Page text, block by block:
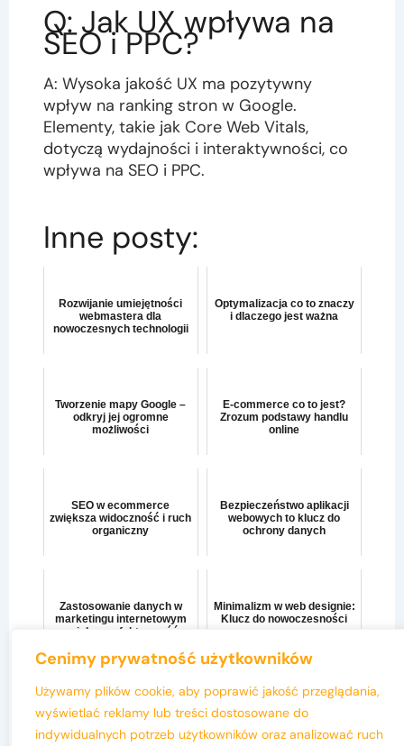
Cenimy prywatność użytkowników
Używamy plików cookie, aby poprawić jakość przeglądania,
wyświetlać reklamy lub treści dostosowane do
indywidualnych potrzeb użytkowników oraz analizować ruch
Q: Jak UX wpływa na
SEO i PPC?
A: Wysoka jakość UX ma pozytywny
wpływ na ranking stron w Google.
Elementy, takie jak Core Web Vitals,
dotyczą wydajności i interaktywności, co
wpływa na SEO i PPC.
Inne posty:
Rozwijanie umiejętności
webmastera dla
nowoczesnych technologii
Optymalizacja co to znaczy
i dlaczego jest ważna
Tworzenie mapy Google –
odkryj jej ogromne
możliwości
E-commerce co to jest?
Zrozum podstawy handlu
online
SEO w ecommerce
zwiększa widoczność i ruch
organiczny
Bezpieczeństwo aplikacji
webowych to klucz do
ochrony danych
Zastosowanie danych w
marketingu internetowym
zwiększa efektywność
Minimalizm w web designie:
Klucz do nowoczesności